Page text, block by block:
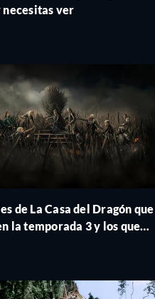
ver
de La Casa del Dragón que
la temporada 3 y los que